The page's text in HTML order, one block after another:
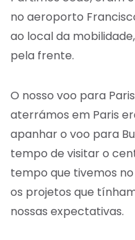
no aeroporto
ao local da
pela frente.
O nosso voo para
aterrámos em Paris
apanhar o voo para
tempo de visitar o
tempo que tivemos
os projetos que
nossas expectativas.